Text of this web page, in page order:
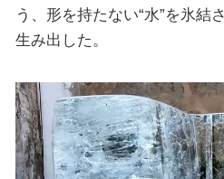
う、形を持たない“水”を氷結
生み出した。